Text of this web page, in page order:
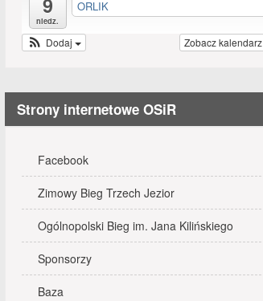
niedz.
ORLIK
Zobacz kalendarz
Dodaj
Strony internetowe OSiR
Facebook
Zimowy Bieg Trzech Jezior
Ogólnopolski Bieg im. Jana Kilińskiego
Sponsorzy
Baza